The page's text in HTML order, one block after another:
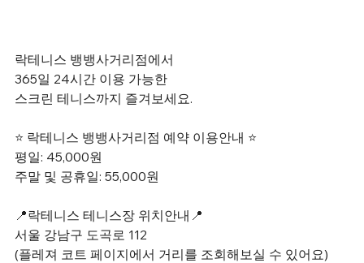
락테니스 뱅뱅사거리점에서
365일 24시간 이용 가능한
스크린 테니스까지 즐겨보세요.
⭐ 락테니스 뱅뱅사거리점 예약 이용안내 ⭐
평일: 45,000원
주말 및 공휴일: 55,000원
📍락테니스 테니스장 위치안내📍
서울 강남구 도곡로 112
(플레져 코트 페이지에서 거리를 조회해보실 수 있어요)